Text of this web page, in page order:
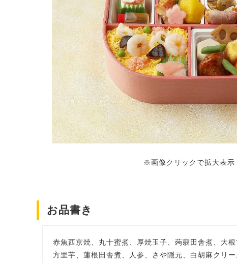
※画像クリックで拡大表示
お品書き
赤魚西京焼、丸十蜜煮、厚焼玉子、蒟蒻田舎煮、大
方里芋、蓮根田舎煮、人参、さや隠元、白胡麻クリ